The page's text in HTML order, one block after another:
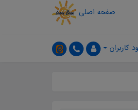
صفحه اصلی
کاربران